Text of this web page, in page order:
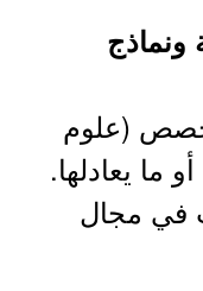
ونماذج
(علوم
ما يعادلها.
4 سنوات في مجال